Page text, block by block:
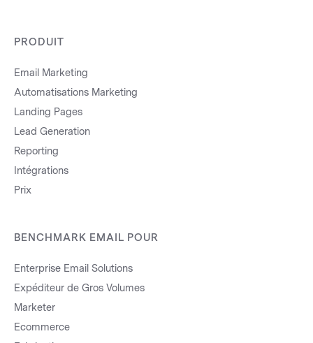
PRODUIT
Email Marketing
Automatisations Marketing
Landing Pages
Lead Generation
Reporting
Intégrations
Prix
BENCHMARK EMAIL POUR
Enterprise Email Solutions
Expéditeur de Gros Volumes
Marketer
Ecommerce